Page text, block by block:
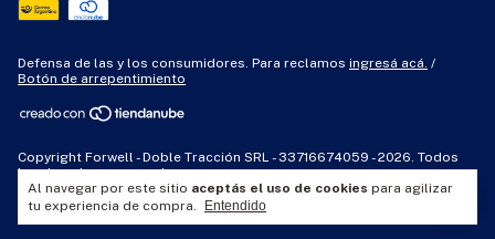
Al navegar por este sitio aceptás el uso de cookies para agilizar
tu experiencia de compra.
Entendido
Defensa de las y los consumidores. Para reclamos ingresá acá. /
Botón de arrepentimiento
Copyright Forwell - Doble Tracción SRL - 33716674059 - 2026. Todos
los derechos reservados.